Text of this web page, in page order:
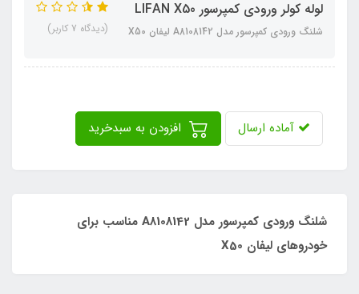
لوله کولر ورودی کمپرسور LIFAN X50
شلنگ ورودی کمپرسور مدل A8108142 لیفان X50 (دیدگاه 7 کاربر)
آماده ارسال
شلنگ ورودی کمپرسور مدل A8108142 مناسب برای
خودروهای لیفان X50